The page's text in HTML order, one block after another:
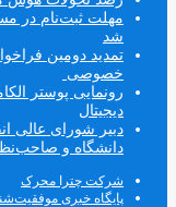
شد
تمدید دومین
خصوصی
دیجیتال
دبیر شورای عالی
دانشگاه و
شرکت چترا محرک
پایگاه خبری